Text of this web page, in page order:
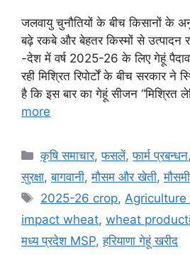
जलवायु चुनौतियों के बीच किसानों के
बढ़े रकबे और बेहतर किस्मों से उत्पादन
-देश में वर्ष 2025-26 के लिए गेहूं
रही मिश्रित रिपोर्टों के बीच सरकार ने
है कि इस बार का गेहूं सीजन “मिश्रित
more
कृषि समाचार,फसलें,फार्म प्रबन्धन
सुरक्षा,बागवानी,मौसम और खेती,
2025-26 crop, Agriculture
impact wheat, wheat
मध्य प्रदेश MSP,हरियाणा गेहूं खरीद